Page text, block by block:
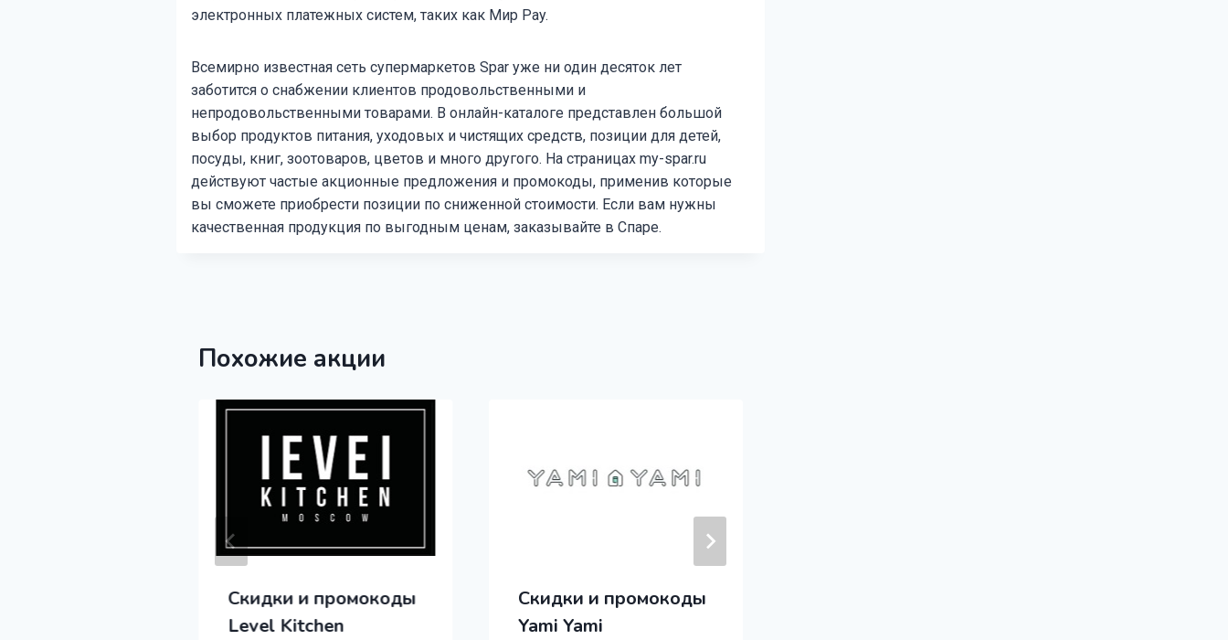
электронных платежных систем, таких как Мир Pay.
Всемирно известная сеть супермаркетов Spar уже ни один десяток лет
заботится о снабжении клиентов продовольственными и
непродовольственными товарами. В онлайн-каталоге представлен большой
выбор продуктов питания, уходовых и чистящих средств, позиции для детей,
посуды, книг, зоотоваров, цветов и много другого. На страницах my-spar.ru
действуют частые акционные предложения и промокоды, применив которые
вы сможете приобрести позиции по сниженной стоимости. Если вам нужны
качественная продукция по выгодным ценам, заказывайте в Спаре.
Похожие акции
Скидки и промокоды
Level Kitchen
Скидки и промокоды
Yami Yami